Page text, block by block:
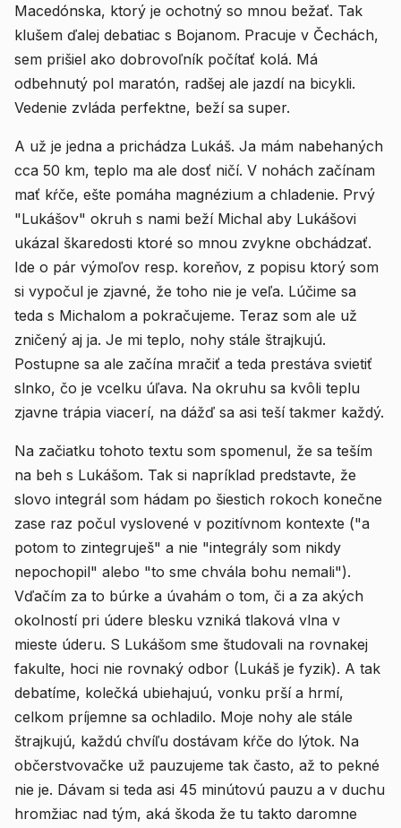
Macedónska, ktorý je ochotný so mnou bežať. Tak
klušem ďalej debatiac s Bojanom. Pracuje v Čechách,
sem prišiel ako dobrovoľník počítať kolá. Má
odbehnutý pol maratón, radšej ale jazdí na bicykli.
Vedenie zvláda perfektne, beží sa super.
A už je jedna a prichádza Lukáš. Ja mám nabehaných
cca 50 km, teplo ma ale dosť ničí. V nohách začínam
mať kŕče, ešte pomáha magnézium a chladenie. Prvý
"Lukášov" okruh s nami beží Michal aby Lukášovi
ukázal škaredosti ktoré so mnou zvykne obchádzať.
Ide o pár výmoľov resp. koreňov, z popisu ktorý som
si vypočul je zjavné, že toho nie je veľa. Lúčime sa
teda s Michalom a pokračujeme. Teraz som ale už
zničený aj ja. Je mi teplo, nohy stále štrajkujú.
Postupne sa ale začína mračiť a teda prestáva svietiť
slnko, čo je vcelku úľava. Na okruhu sa kvôli teplu
zjavne trápia viacerí, na dážď sa asi teší takmer každý.
Na začiatku tohoto textu som spomenul, že sa teším
na beh s Lukášom. Tak si napríklad predstavte, že
slovo integrál som hádam po šiestich rokoch konečne
zase raz počul vyslovené v pozitívnom kontexte ("a
potom to zintegruješ" a nie "integrály som nikdy
nepochopil" alebo "to sme chvála bohu nemali").
Vďačím za to búrke a úvahám o tom, či a za akých
okolností pri údere blesku vzniká tlaková vlna v
mieste úderu. S Lukášom sme študovali na rovnakej
fakulte, hoci nie rovnaký odbor (Lukáš je fyzik). A tak
debatíme, kolečká ubiehajuú, vonku prší a hrmí,
celkom príjemne sa ochladilo. Moje nohy ale stále
štrajkujú, každú chvíľu dostávam kŕče do lýtok. Na
občerstvovačke už pauzujeme tak často, až to pekné
nie je. Dávam si teda asi 45 minútovú pauzu a v duchu
hromžiac nad tým, aká škoda že tu takto daromne